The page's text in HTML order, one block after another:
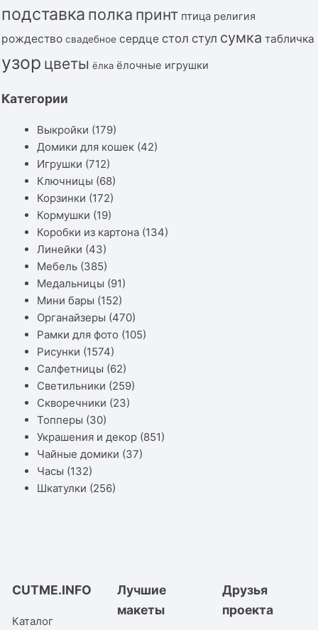
подставка полка принт птица религия
рождество свадебное сердце стол стул сумка табличка
узор цветы ёлка ёлочные игрушки
Категории
Выкройки (179)
Домики для кошек (42)
Игрушки (712)
Ключницы (68)
Корзинки (172)
Кормушки (19)
Коробки из картона (134)
Линейки (43)
Мебель (385)
Медальницы (91)
Мини бары (152)
Органайзеры (470)
Рамки для фото (105)
Рисунки (1574)
Салфетницы (62)
Светильники (259)
Скворечники (23)
Топперы (30)
Украшения и декор (851)
Чайные домики (37)
Часы (132)
Шкатулки (256)
CUTME.INFO
Каталог
Лучшие
макеты
Друзья
проекта